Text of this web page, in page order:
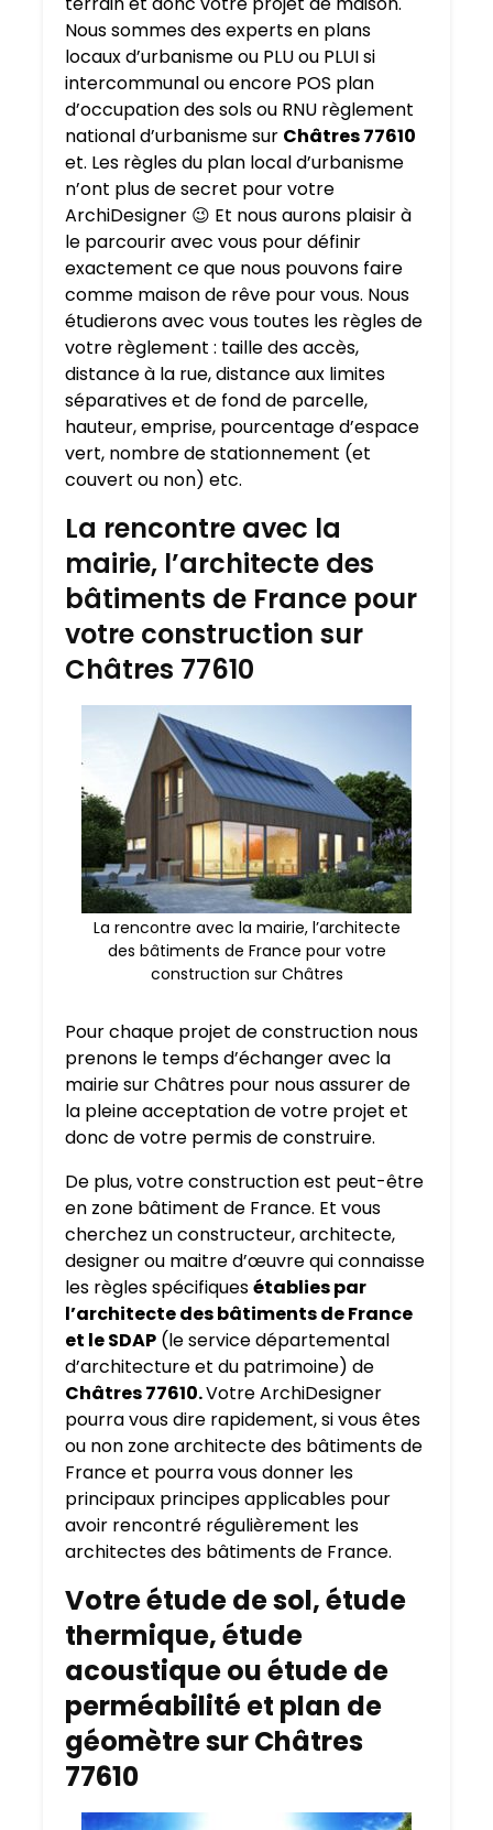
Nous sommes des experts en plans
locaux d’urbanisme ou PLU ou PLUI si
intercommunal ou encore POS plan
d’occupation des sols ou RNU règlement
national d’urbanisme sur Châtres 77610
et. Les règles du plan local d’urbanisme
n’ont plus de secret pour votre
ArchiDesigner 😉 Et nous aurons plaisir à
le parcourir avec vous pour définir
exactement ce que nous pouvons faire
comme maison de rêve pour vous. Nous
étudierons avec vous toutes les règles de
votre règlement : taille des accès,
distance à la rue, distance aux limites
séparatives et de fond de parcelle,
hauteur, emprise, pourcentage d’espace
vert, nombre de stationnement (et
couvert ou non) etc.
La rencontre avec la
mairie, l’architecte des
bâtiments de France pour
votre construction sur
Châtres 77610
La rencontre avec la mairie, l’architecte
des bâtiments de France pour votre
construction sur Châtres
Pour chaque projet de construction nous
prenons le temps d’échanger avec la
mairie sur Châtres pour nous assurer de
la pleine acceptation de votre projet et
donc de votre permis de construire.
De plus, votre construction est peut-être
en zone bâtiment de France. Et vous
cherchez un constructeur, architecte,
designer ou maitre d’œuvre qui connaisse
les règles spécifiquesétablies par
l’architecte des bâtiments de France
et le SDAP (le service départemental
d’architecture et du patrimoine) de
Châtres 77610.Votre ArchiDesigner
pourra vous dire rapidement, si vous êtes
ou non zone architecte des bâtiments de
France et pourra vous donner les
principaux principes applicables pour
avoir rencontré régulièrement les
architectes des bâtiments de France.
Votre étude de sol, étude
thermique, étude
acoustique ou étude de
perméabilité et plan de
géomètre sur Châtres
77610